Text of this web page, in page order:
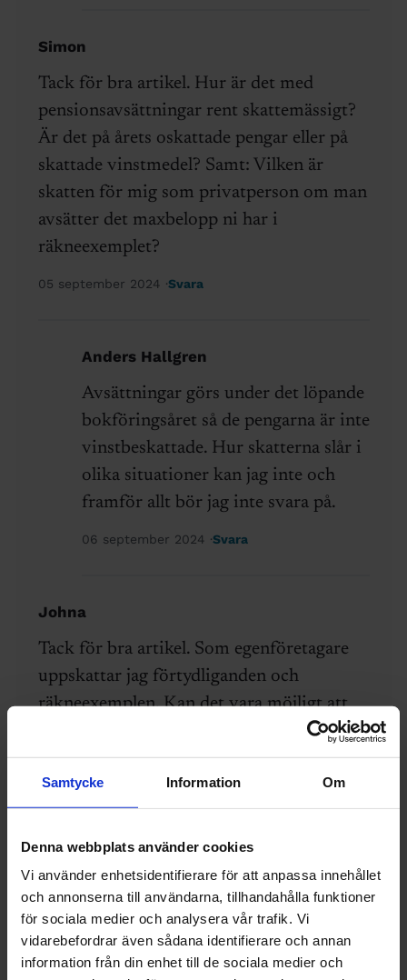
Samtycke Information Om
Denna webbplats använder cookies
Vi använder enhetsidentifierare för att anpassa innehållet
och annonserna till användarna, tillhandahålla funktioner
för sociala medier och analysera vår trafik. Vi
vidarebefordrar även sådana identifierare och annan
information från din enhet till de sociala medier och
Simon
Tack för bra artikel. Hur är det med
pensionsavsättningar rent skattemässigt?
Är det på årets oskattade pengar eller på
skattade vinstmedel? Samt: Vilken är
skatten för mig som privatperson om man
avsätter det maxbelopp ni har i
räkneexemplet?
05 september 2024 Svara
Anders Hallgren
Avsättningar görs under det löpande
bokföringsåret så de pengarna är inte
vinstbeskattade. Hur skatterna slår i
olika situationer kan jag inte och
framför allt bör jag inte svara på.
06 september 2024 Svara
Johna
Tack för bra artikel. Som egenföretagare
uppskattar jag förtydliganden och
räkneexemplen. Kan det vara möjligt att
skapa räknesnurror här, som man kan
använda för att se skatteeffekter?
05 september 2024
Anders Hallgren
Det hade varit snyggt att kunna
erbjuda det men vi har inte resurser
att göra en seriös räknesnurra. Tror